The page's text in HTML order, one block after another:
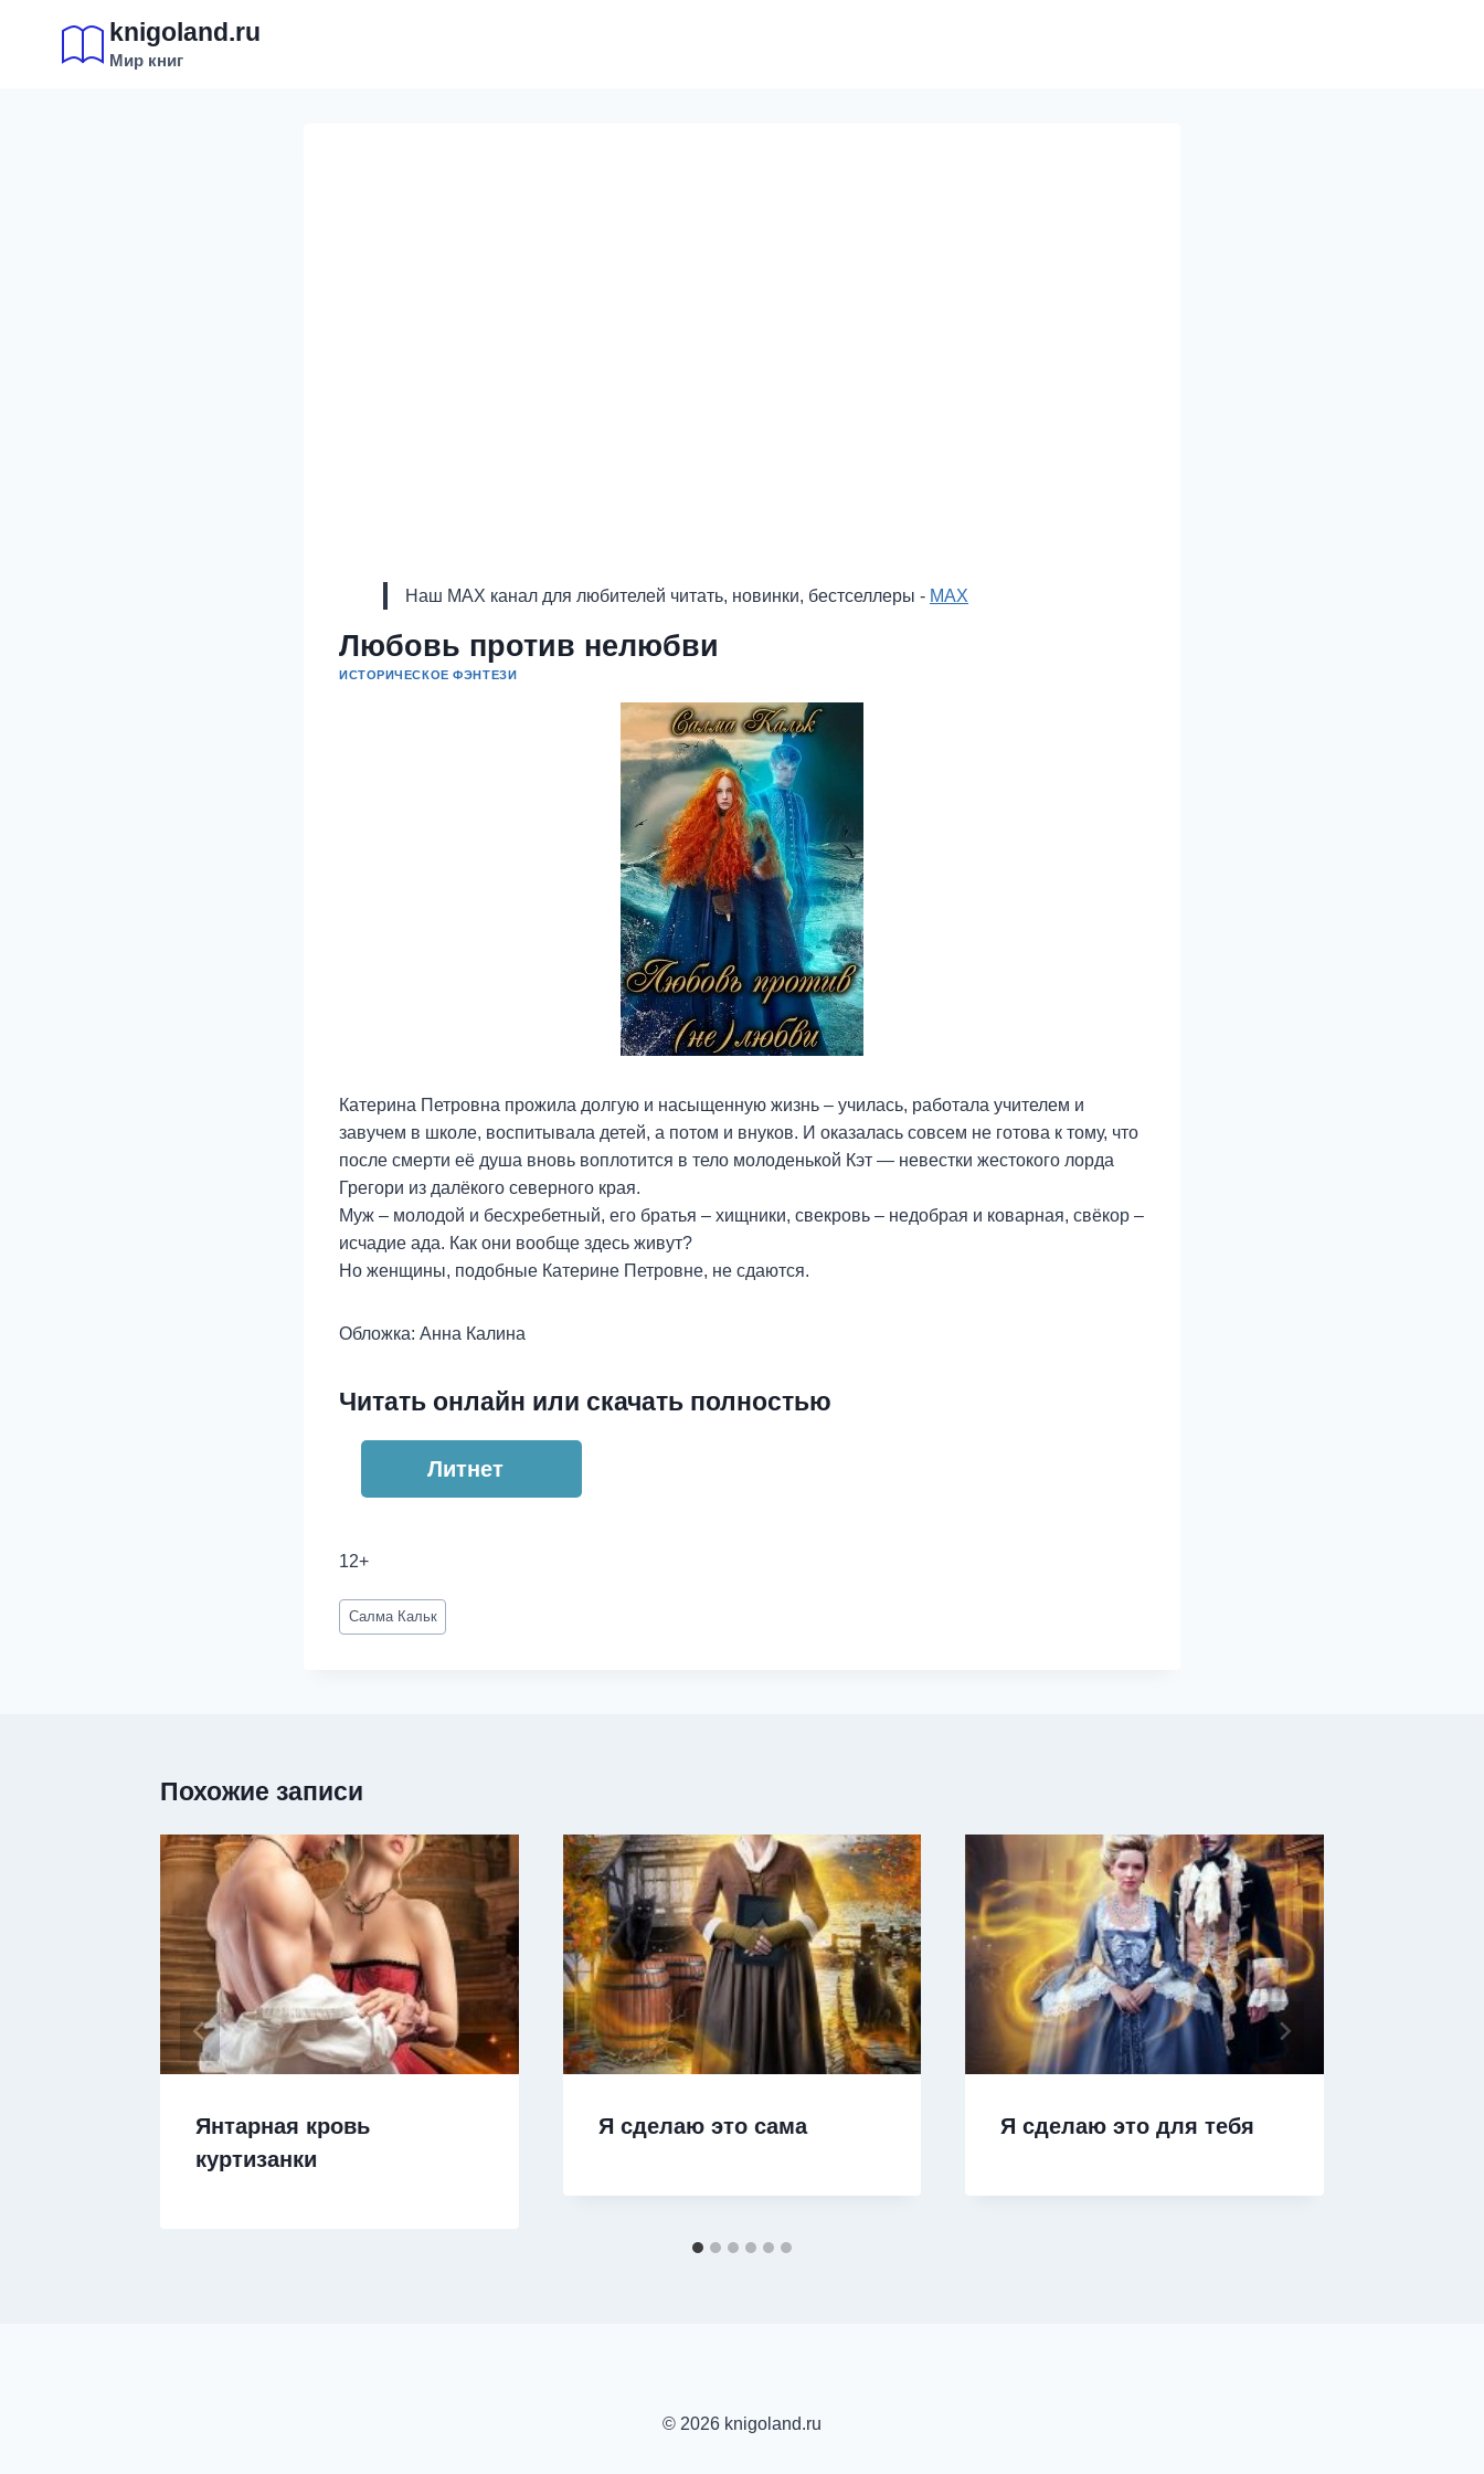
содержимому
knigoland.ru
Мир книг
Наш MAX канал для любителей читать, новинки, бестселлеры - MAX
Любовь против нелюбви
ИСТОРИЧЕСКОЕ ФЭНТЕЗИ
Катерина Петровна прожила долгую и насыщенную жизнь – училась, работала учителем и
завучем в школе, воспитывала детей, а потом и внуков. И оказалась совсем не готова к тому, что
после смерти её душа вновь воплотится в тело молоденькой Кэт — невестки жестокого лорда
Грегори из далёкого северного края.
Муж – молодой и бесхребетный, его братья – хищники, свекровь – недобрая и коварная, свёкор –
исчадие ада. Как они вообще здесь живут?
Но женщины, подобные Катерине Петровне, не сдаются.
Обложка: Анна Калина
Читать онлайн или скачать полностью
Литнет
12+
Метки
записи:
Салма Кальк
Похожие записи
Янтарная кровь
куртизанки
Я сделаю это сама Я сделаю это для тебя
© 2026 knigoland.ru